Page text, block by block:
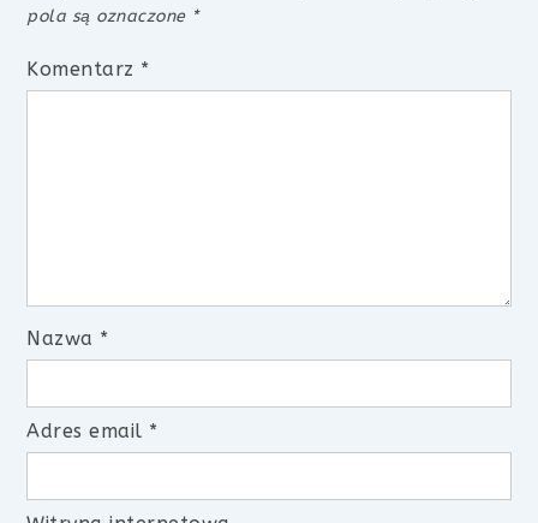
pola są oznaczone *
Komentarz *
Nazwa *
Adres email *